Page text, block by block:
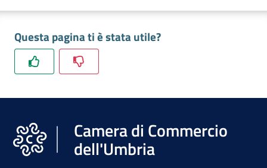
Questa pagina ti è stata utile?
Camera di Commercio
dell'Umbria